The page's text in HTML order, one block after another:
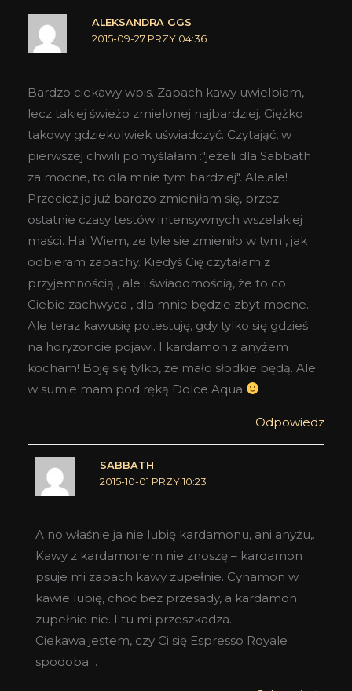
ALEKSANDRA GGS
2015-09-27 PRZY 04:36
Bardzo ciekawy wpis. Zapach kawy uwielbiam,
lecz takiej świeżo zmielonej najbardziej. Ciężko
takowy gdziekolwiek uświadczyć. Czytająć, w
pierwszej chwili pomyślałam :"jeżeli dla Sabbath
za mocne, to dla mnie tym bardziej". Ale,ale!
Przecież ja już bardzo zmieniłam się, przez
ostatnie czasy testów intensywnych wszelakiej
maści. Ha! Wiem, ze tyle sie zmieniło w tym , jak
odbieram zapachy. Kiedyś Cię czytałam z
przyjemnością , ale i świadomością, że to co
Ciebie zachwyca , dla mnie będzie zbyt mocne.
Ale teraz kawusię potestuję, gdy tylko się gdzieś
na horyzoncie pojawi. I kardamon z anyżem
kocham! Boję się tylko, że mało słodkie będą. Ale
w sumie mam pod ręką Dolce Aqua
Odpowiedz
SABBATH
2015-10-01 PRZY 10:23
A no właśnie ja nie lubię kardamonu, ani anyżu,.
Kawy z kardamonem nie znoszę – kardamon
psuje mi zapach kawy zupełnie. Cynamon w
kawie lubię, choć bez przesady, a kardamon
zupełnie nie. I tu mi przeszkadza.
Ciekawa jestem, czy Ci się Espresso Royale
spodoba…